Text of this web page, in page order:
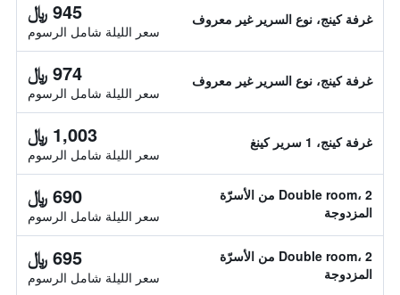
غرفة كينج، نوع السرير غير معروف 945 ﷼
سعر الليلة شامل الرسوم
غرفة كينج، نوع السرير غير معروف 974 ﷼
سعر الليلة شامل الرسوم
غرفة كينج، 1 سرير كينغ 1,003 ﷼
سعر الليلة شامل الرسوم
Double room، 2 من الأسرّة
المزدوجة
690 ﷼
سعر الليلة شامل الرسوم
Double room، 2 من الأسرّة
المزدوجة
695 ﷼
سعر الليلة شامل الرسوم